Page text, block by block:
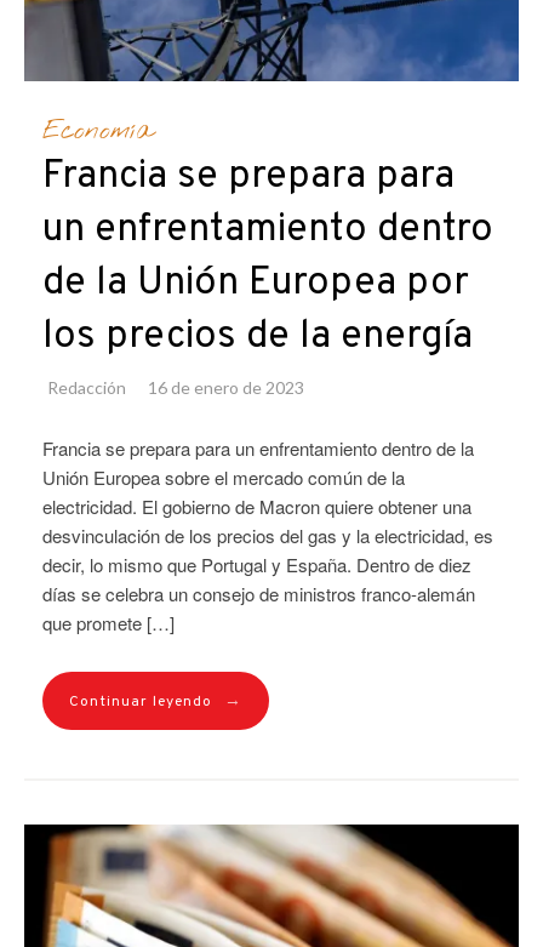
Economía
Francia se prepara para
un enfrentamiento dentro
de la Unión Europea por
los precios de la energía
Redacción 16 de enero de 2023
Francia se prepara para un enfrentamiento dentro de la
Unión Europea sobre el mercado común de la
electricidad. El gobierno de Macron quiere obtener una
desvinculación de los precios del gas y la electricidad, es
decir, lo mismo que Portugal y España. Dentro de diez
días se celebra un consejo de ministros franco-alemán
que promete […]
Continuar leyendo →